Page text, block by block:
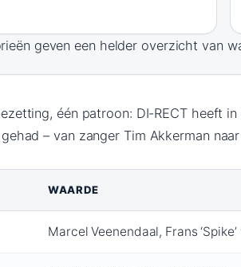
geven een helder overzicht van
één patroon: DI-RECT heeft
– van zanger Tim Akkerman
WAARDE
Marcel Veenendaal, Frans